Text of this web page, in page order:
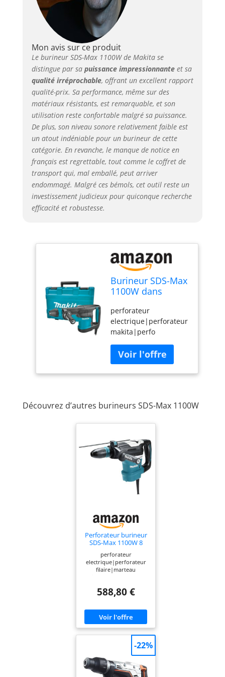
Mon avis sur ce produit
Le burineur SDS-Max 1100W de Makita se
distingue par sa puissance impressionnanteet sa
qualité irréprochable, offrant un excellent rapport
qualité-prix. Sa performance, même sur des
matériaux résistants, est remarquable, et son
utilisation reste confortable malgré sa puissance.
De plus, son niveau sonore relativement faible est
un atout indéniable pour un burineur de cette
catégorie. En revanche, le manque de notice en
français est regrettable, tout comme le coffret de
transport qui, mal emballé, peut arriver
endommagé. Malgré ces bémols, cet outil reste un
investissement judicieux pour quiconque recherche
efficacité et robustesse.
Burineur SDS-Max
1100W dans
HM0870C
perforateur
electrique|perforateur
makita|perfo
burineur|perfo
makita|burineur sds
max|burineur
electrique
Découvrez d’autres burineurs SDS-Max 1100W
Perforateur burineur
SDS-Max 1100W 8
MAKITA HR4013C
perforateur
electrique|perforateur
filaire|marteau
burineur|burineur
burineur sds
max|HR4013C
588,80 €
-22%